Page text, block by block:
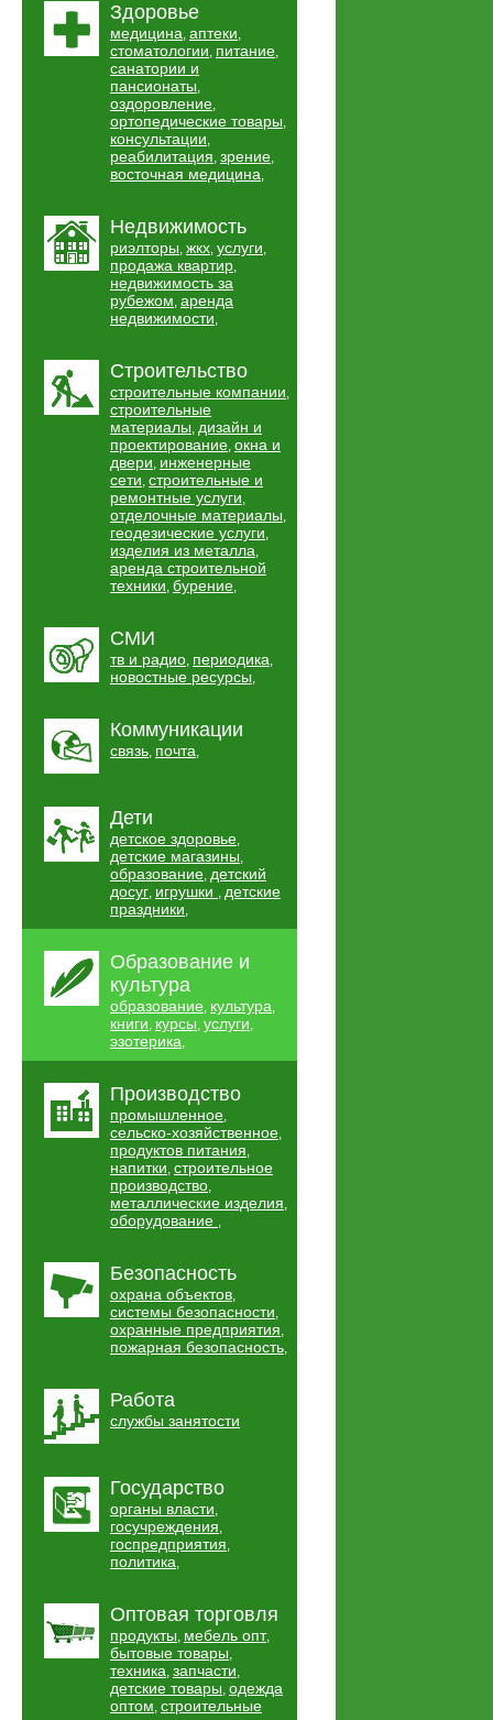
Здоровье
медицина, аптеки,
стоматологии, питание,
санатории и
пансионаты,
оздоровление,
ортопедические товары,
консультации,
реабилитация, зрение,
восточная медицина,
Недвижимость
риэлторы, жкх, услуги,
продажа квартир,
недвижимость за
рубежом, аренда
недвижимости,
Строительство
строительные компании,
строительные
материалы, дизайн и
проектирование, окна и
двери, инженерные
сети, строительные и
ремонтные услуги,
отделочные материалы,
геодезические услуги,
изделия из металла,
аренда строительной
техники, бурение,
СМИ
тв и радио, периодика,
новостные ресурсы,
Коммуникации
связь, почта,
Дети
детское здоровье,
детские магазины,
образование, детский
досуг, игрушки , детские
праздники,
Образование и
культура
образование, культура,
книги, курсы, услуги,
эзотерика,
Производство
промышленное,
сельско-хозяйственное,
продуктов питания,
напитки, строительное
производство,
металлические изделия,
оборудование ,
Безопасность
охрана объектов,
системы безопасности,
охранные предприятия,
пожарная безопасность,
Работа
службы занятости
Государство
органы власти,
госучреждения,
госпредприятия,
политика,
Оптовая торговля
продукты, мебель опт,
бытовые товары,
техника, запчасти,
детские товары, одежда
оптом, строительные